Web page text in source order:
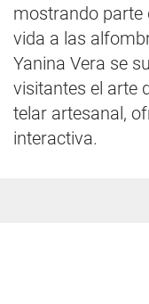
mostrando parte
vida a las
Yanina Vera se
visitantes el arte
telar artesanal,
interactiva.